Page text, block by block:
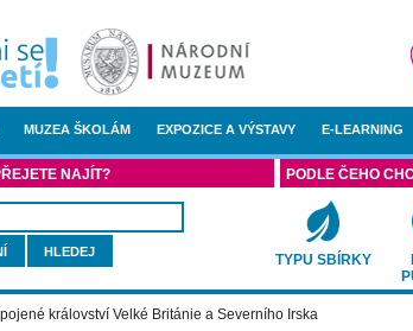
MUZEA ŠKOLÁM EXPOZICE A VÝSTAVY E-LEARNING
NAJÍT? PODLE ČEHO
TYPU SBÍRKY
království Velké Británie a Severního Irska